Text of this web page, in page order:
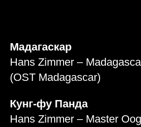
Мадагаскар
Hans Zimmer –
(OST Madagascar)
Кунг-фу Панда
Hans Zimmer – Master